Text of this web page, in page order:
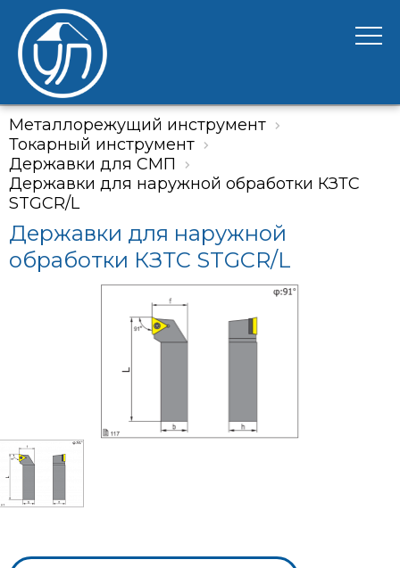
Металлорежущий инструмент
Токарный инструмент
Державки для СМП
Державки для наружной обработки КЗТС
STGCR/L
Державки для наружной
обработки КЗТС STGCR/L